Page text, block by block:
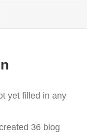
yet filled in any
36 blog